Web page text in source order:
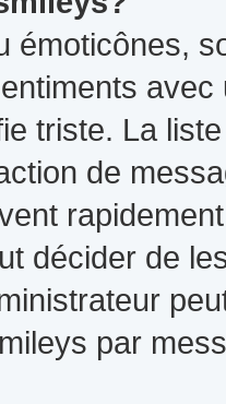
émoticônes,
triste. La
de
décider de
par